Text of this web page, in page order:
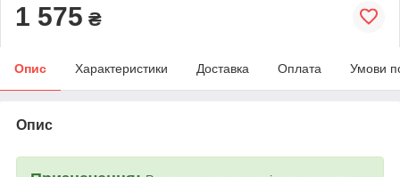
1 575 ₴
Опис Характеристики Доставка Оплата Умови
Опис